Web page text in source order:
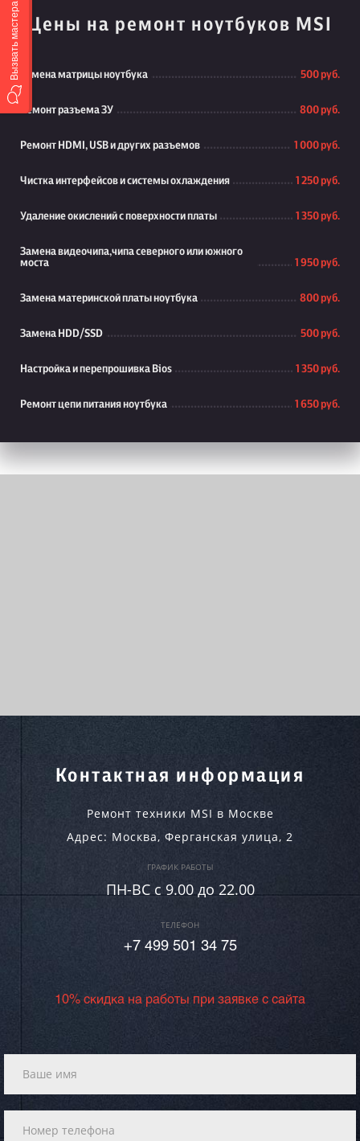
Цены на ремонт ноутбуков MSI
Замена матрицы ноутбука 500 руб.
Ремонт разъема ЗУ 800 руб.
Ремонт HDMI, USB и других разъемов 1 000 руб.
Чистка интерфейсов и системы охлаждения 1 250 руб.
Удаление окислений с поверхности платы 1 350 руб.
Замена видеочипа,чипа северного или южного
моста
1 950 руб.
Замена материнской платы ноутбука 800 руб.
Замена HDD/SSD 500 руб.
Настройка и перепрошивка Bios 1 350 руб.
Ремонт цепи питания ноутбука 1 650 руб.
Контактная информация
Ремонт техники MSI в Москве
Адрес: Москва, Ферганская улица, 2
ГРАФИК РАБОТЫ
ПН-ВC c 9.00 до 22.00
ТЕЛЕФОН
+7 499 501 34 75
10% скидка на работы при заявке с сайта
Вызвать мастера